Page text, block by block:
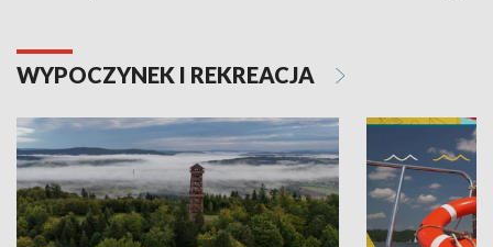
WYPOCZYNEK I REKREACJA